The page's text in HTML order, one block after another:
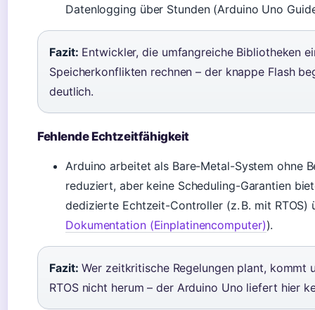
Datenlogging über Stunden (Arduino Uno
Fazit: Entwickler, die umfangreiche Bibliotheken
Speicherkonflikten rechnen – der knappe Flash
deutlich.
Fehlende Echtzeitfähigkeit
Arduino arbeitet als Bare-Metal-System ohne
reduziert, aber keine Scheduling-Garantien
dedizierte Echtzeit-Controller (z. B. mit RTOS)
Dokumentation (Einplatinencomputer)).
Fazit: Wer zeitkritische Regelungen plant, kommt
RTOS nicht herum – der Arduino Uno liefert hier